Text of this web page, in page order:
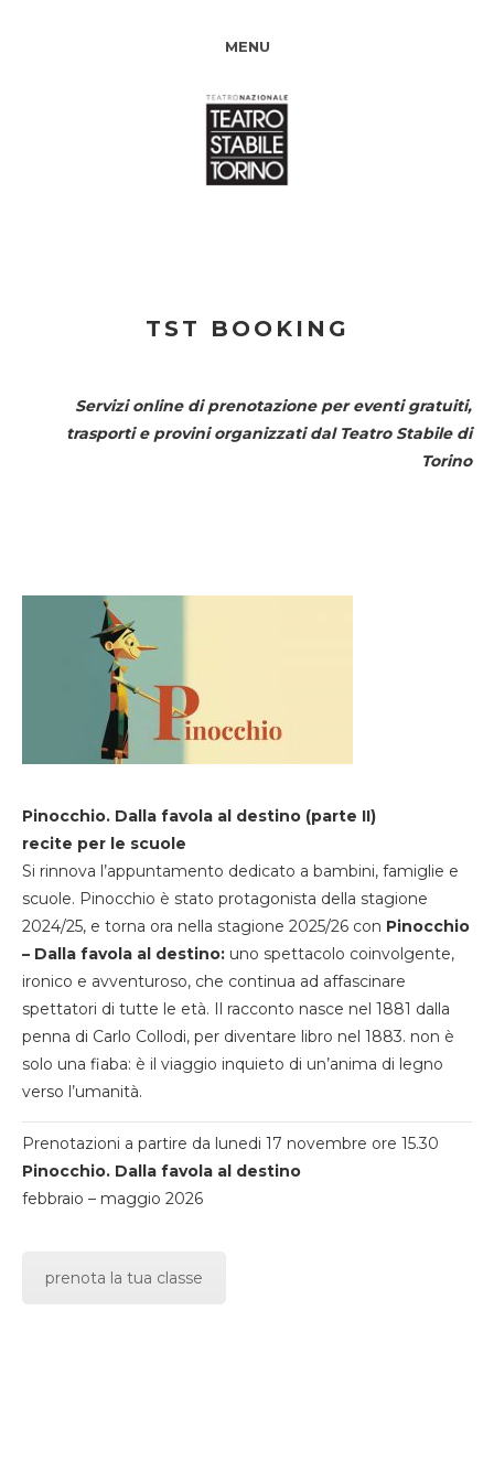
MENU
TST BOOKING
Servizi online di prenotazione per eventi gratuiti,
trasporti e provini organizzati dal Teatro Stabile di
Torino
Pinocchio. Dalla favola al destino (parte II)
recite per le scuole
Si rinnova l’appuntamento dedicato a bambini, famiglie e
scuole. Pinocchio è stato protagonista della stagione
2024/25, e torna ora nella stagione 2025/26 con Pinocchio
– Dalla favola al destino: uno spettacolo coinvolgente,
ironico e avventuroso, che continua ad affascinare
spettatori di tutte le età. Il racconto nasce nel 1881 dalla
penna di Carlo Collodi, per diventare libro nel 1883. non è
solo una fiaba: è il viaggio inquieto di un’anima di legno
verso l’umanità.
Prenotazioni a partire da lunedi 17 novembre ore 15.30
Pinocchio. Dalla favola al destino
febbraio – maggio 2026
prenota la tua classe